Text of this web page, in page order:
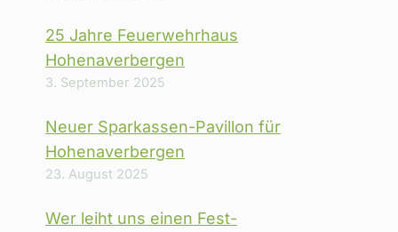
25 Jahre Feuerwehrhaus
Hohenaverbergen
3. September 2025
Neuer Sparkassen-Pavillon für
Hohenaverbergen
23. August 2025
Wer leiht uns einen Fest-